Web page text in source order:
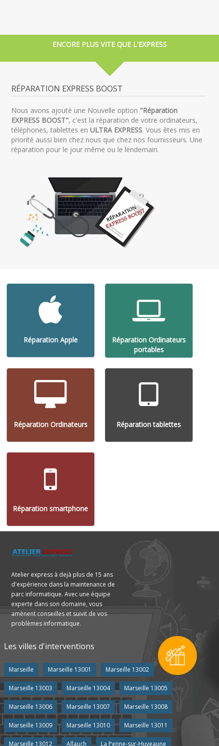
ENCORE PLUS VITE QUE L'EXPRESS
RÉPARATION EXPRESS BOOST
Nous avons ajouté une Nouvelle option "Réparation
EXPRESS BOOST", c'est la réparation de votre ordinateurs,
téléphones, tablettes en ULTRA EXPRESS. Vous êtes mis en
priorité aussi bien chez nous que chez nos fournisseurs. Une
réparation pour le jour même ou le lendemain.
Réparation Apple
Réparation Ordinateurs
portables
Réparation Ordinateurs Réparation tablettes
Réparation smartphone
Atelier express à dejà plus de 15 ans
d'expérience dans la maintenance de
parc informatique. Avec une équipe
experte dans son domaine, vous
amènent conseilles et suivit de vos
problèmes informatique.
Les villes d'interventions
Marseille Marseille 13001 Marseille 13002
Marseille 13003 Marseille 13004 Marseille 13005
Marseille 13006 Marseille 13007 Marseille 13008
Marseille 13009 Marseille 13010 Marseille 13011
Marseille 13012 Allauch La Penne-sur-Huveaune